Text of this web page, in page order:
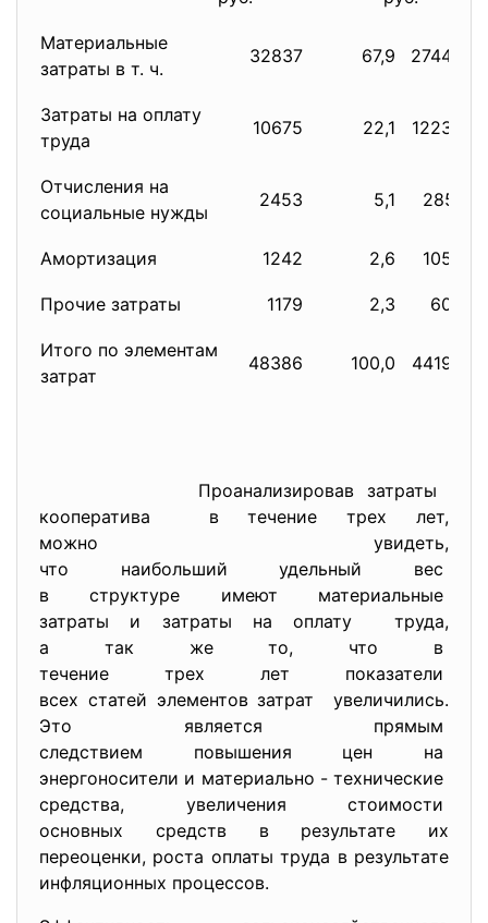
Материальные
затраты в т. ч.
32837 67,9 27448
Затраты на оплату
труда
10675 22,1 12235
Отчисления на
социальные нужды
2453 5,1 2851
Амортизация 1242 2,6 1056
Прочие затраты 1179 2,3 603
Итого по элементам
затрат
48386 100,0 44193
Проанализировав затраты
кооператива в течение трех лет,
можно увидеть,
что наибольший удельный вес
в структуре имеют материальные
затраты и затраты на оплату труда,
а так же то, что в
течение трех лет показатели
всех статей элементов затрат увеличились.
Это является прямым
следствием повышения цен на
энергоносители и материально - технические
средства, увеличения стоимости
основных средств в результате их
переоценки, роста оплаты труда в результате
инфляционных процессов.